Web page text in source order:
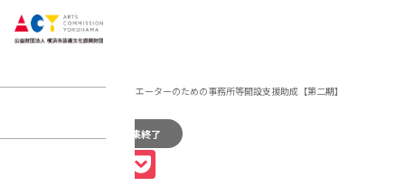
2018年度 アーティスト・クリエーターのための事務所等開設支援助成【第二期】
募集終了
Facebook
Line